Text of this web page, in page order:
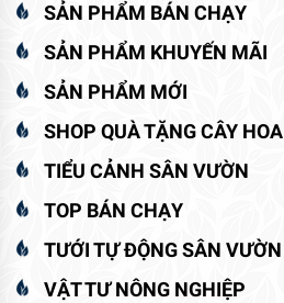
SẢN PHẨM BÁN CHẠY
SẢN PHẨM KHUYẾN MÃI
SẢN PHẨM MỚI
SHOP QUÀ TẶNG CÂY HOA
TIỂU CẢNH SÂN VƯỜN
TOP BÁN CHẠY
TƯỚI TỰ ĐỘNG SÂN VƯỜN
VẬT TƯ NÔNG NGHIỆP